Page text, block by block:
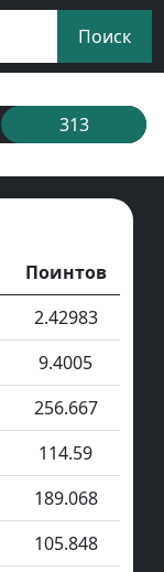
Поиск
313
Поинтов
2.42983
9.4005
256.667
114.59
189.068
105.848